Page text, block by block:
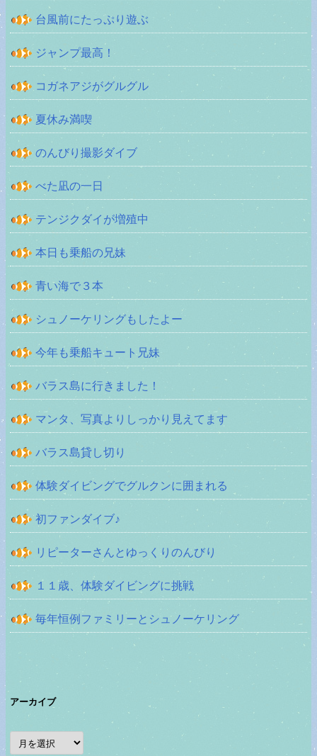
台風前にたっぷり遊ぶ
ジャンプ最高！
コガネアジがグルグル
夏休み満喫
のんびり撮影ダイブ
べた凪の一日
テンジクダイが増殖中
本日も乗船の兄妹
青い海で３本
シュノーケリングもしたよー
今年も乗船キュート兄妹
バラス島に行きました！
マンタ、写真よりしっかり見えてます
バラス島貸し切り
体験ダイビングでグルクンに囲まれる
初ファンダイブ♪
リピーターさんとゆっくりのんびり
１１歳、体験ダイビングに挑戦
毎年恒例ファミリーとシュノーケリング
アーカイブ
ア
ー